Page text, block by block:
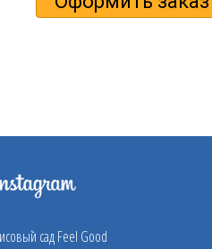
сад Feel Good